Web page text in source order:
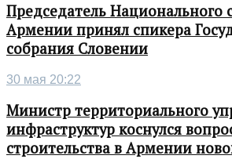
Председатель Национального
Армении принял спикера
собрания Словении
30 мая 20:22
Министр территориального
инфраструктур коснулся
строительства в Армении